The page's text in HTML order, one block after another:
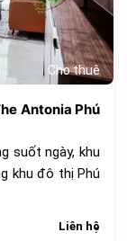
Cho thuê
Antonia Phú
suốt ngày, khu
khu đô thị Phú
Liên hệ